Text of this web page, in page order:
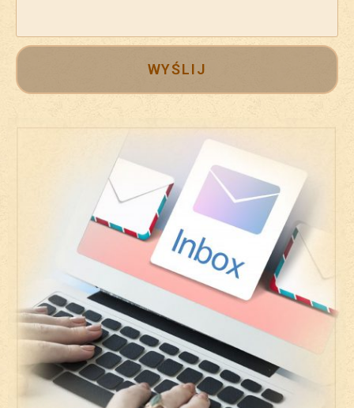
WYŚLIJ